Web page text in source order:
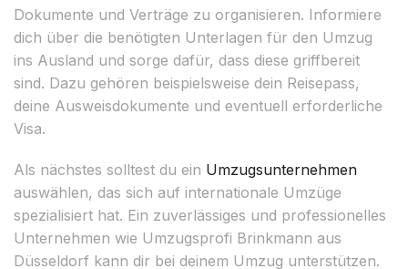
Dokumente und Verträge zu organisieren. Informiere
dich über die benötigten Unterlagen für den Umzug
ins Ausland und sorge dafür, dass diese griffbereit
sind. Dazu gehören beispielsweise dein Reisepass,
deine Ausweisdokumente und eventuell erforderliche
Visa.
Als nächstes solltest du ein Umzugsunternehmen
auswählen, das sich auf internationale Umzüge
spezialisiert hat. Ein zuverlässiges und professionelles
Unternehmen wie Umzugsprofi Brinkmann aus
Düsseldorf kann dir bei deinem Umzug unterstützen.